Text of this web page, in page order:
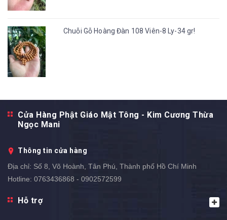
Chuỗi Gỗ Hoàng Đàn 108 Viên-8 Ly-34 gr!
Cửa Hàng Phật Giáo Mật Tông - Kim Cương Thừa
Ngọc Mani
Thông tin cửa hàng
Địa chỉ: Số 8, Võ Hoành, Tân Phú, Thành phố Hồ Chí Minh
Hotline: 0763436868 - 0902572599
Hỗ trợ